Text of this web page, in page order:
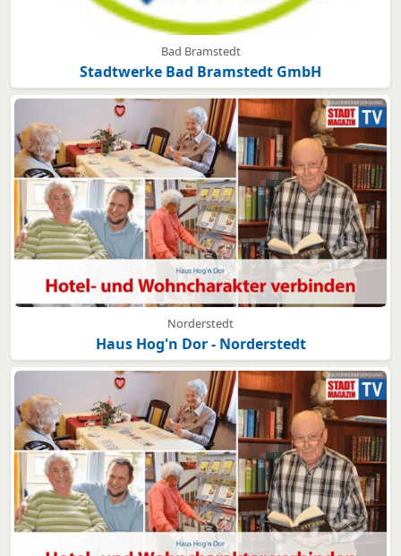
Bad Bramstedt
Stadtwerke Bad Bramstedt GmbH
Norderstedt
Haus Hog'n Dor - Norderstedt